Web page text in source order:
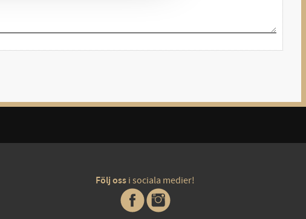
Följ oss i sociala medier!